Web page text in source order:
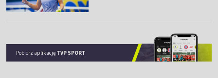
Pobierz aplikację TVP SPORT